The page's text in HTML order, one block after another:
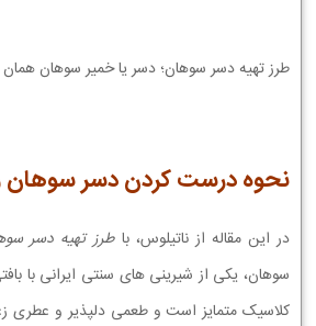
طرز تهیه دسر سوهان؛ دسر یا خمیر سوهان
نحوه درست کردن دسر
در این مقاله از ناتیلوس، باطرز تهیه دسر
سوهان، یکی از شیرینی های سنتی ایرانی با
کلاسیک متمایز است و طعمی دلپذیر و عطری